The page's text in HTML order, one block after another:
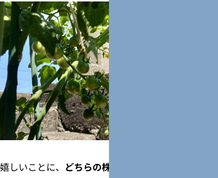
嬉しいことに、 どちらの株にも実が鈴なりにギッシ